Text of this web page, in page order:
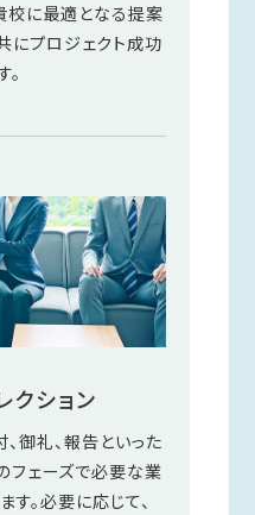
校に最適となる提案
にプロジェクト成功
クション
御礼、報告といった
フェーズで必要な業
。必要に応じて、